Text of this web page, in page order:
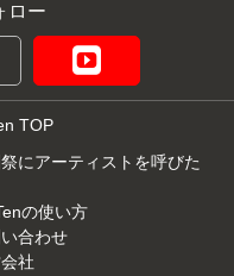
ロー
TOP
にアーティストを呼びた
の使い方
合わせ
社